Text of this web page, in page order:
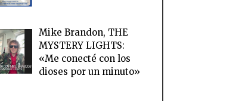
Mike Brandon, THE
MYSTERY LIGHTS:
«Me conecté con los
dioses por un minuto»